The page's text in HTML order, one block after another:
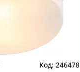
246478